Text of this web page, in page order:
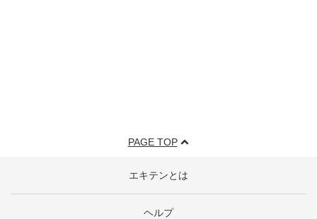
PAGE TOP
エキテンとは
ヘルプ